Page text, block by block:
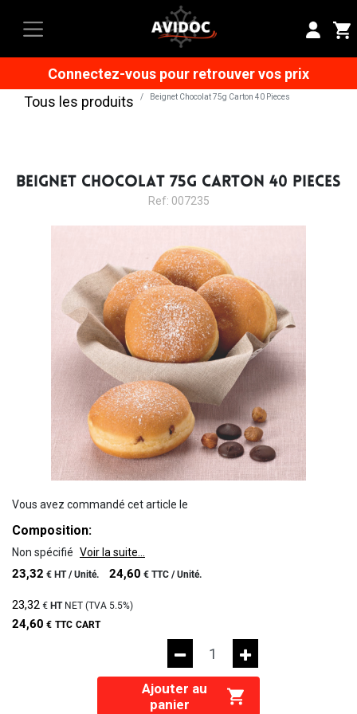
Connectez-vous pour retrouver vos prix
Tous les produits
Beignet Chocolat 75g Carton 40 Pieces
BEIGNET CHOCOLAT 75G CARTON 40 PIECES
Ref: 007235
Vous avez commandé cet article le
Composition:
Non spécifié Voir la suite...
23,32 € HT /Unité. 24,60 € TTC /Unité.
23,32 € HTNET (TVA 5.5%)
24,60 € TTC CART
Ajouter au
panier